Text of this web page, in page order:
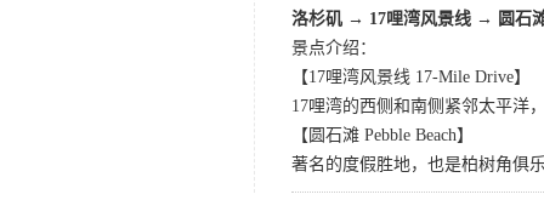
洛杉矶 → 17哩湾风景线 → 圆石
景点介绍：
【17哩湾风景线 17-Mile Drive】
17哩湾的西侧和南侧紧邻太平洋
【圆石滩 Pebble Beach】
著名的度假胜地，也是柏树角俱